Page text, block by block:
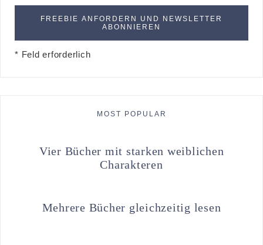
* Feld erforderlich
MOST POPULAR
Vier Bücher mit starken weiblichen
Charakteren
Mehrere Bücher gleichzeitig lesen